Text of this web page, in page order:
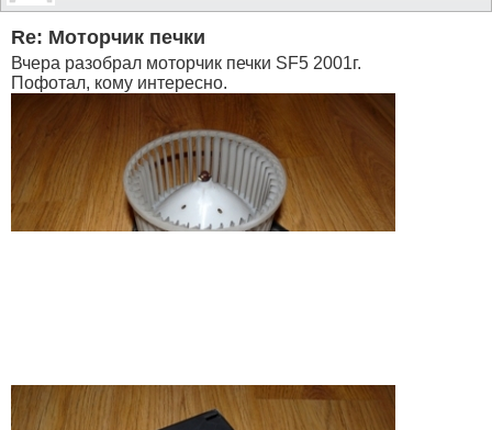
Re: Моторчик печки
Вчера разобрал моторчик печки SF5 2001г.
Пофотал, кому интересно.